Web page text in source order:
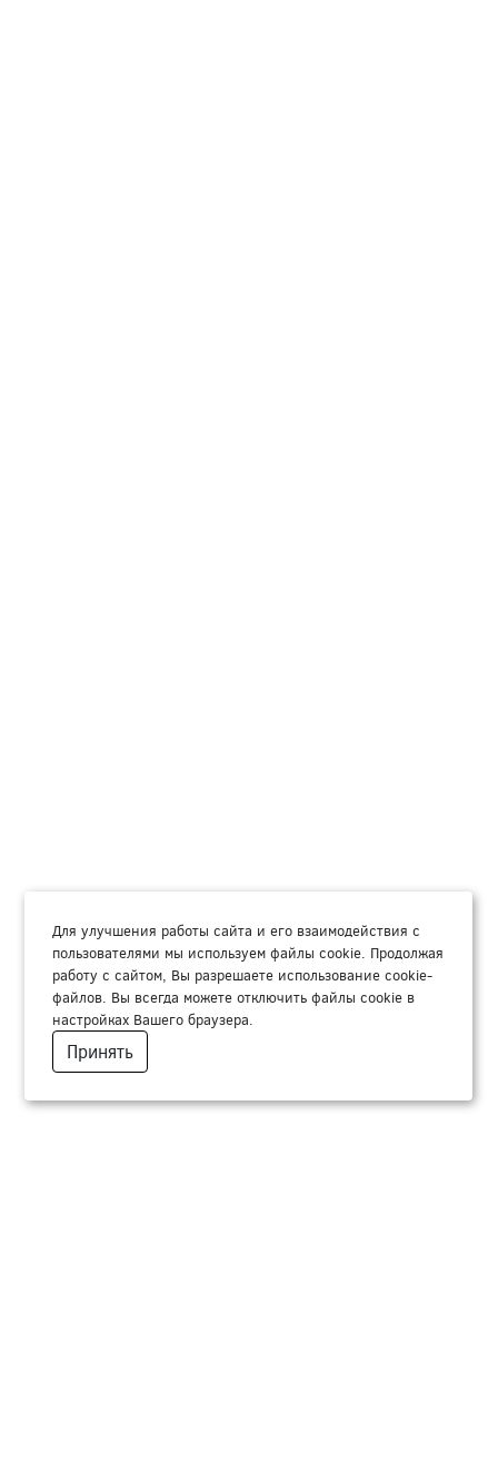
Для улучшения работы сайта и его взаимодействия с
пользователями мы используем файлы cookie. Продолжая
работу с сайтом, Вы разрешаете использование cookie-
файлов. Вы всегда можете отключить файлы cookie в
настройках Вашего браузера.
Принять